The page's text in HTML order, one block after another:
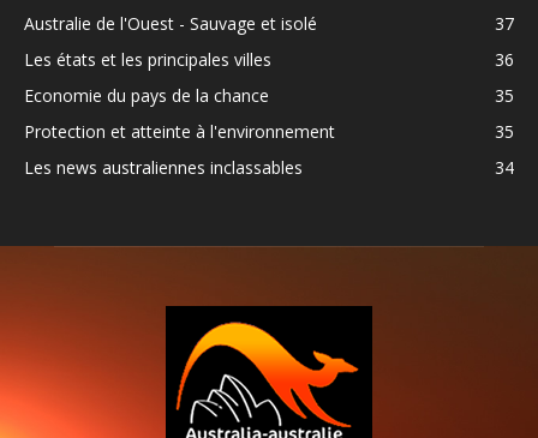
Australie de l'Ouest - Sauvage et isolé
37
Les états et les principales villes
36
Economie du pays de la chance
35
Protection et atteinte à l'environnement
35
Les news australiennes inclassables
34